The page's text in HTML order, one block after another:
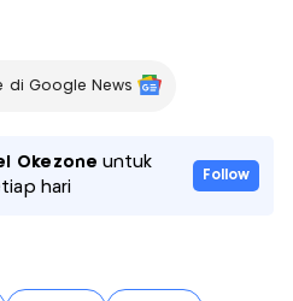
di Google News
Okezone untuk
hari
Follow